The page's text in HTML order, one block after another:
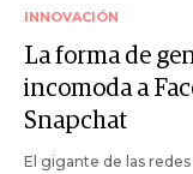
INNOVACIÓN
La forma de
incomoda a
Snapchat
El gigante de las